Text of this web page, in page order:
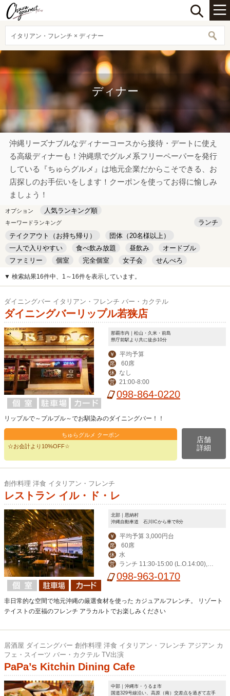
イタリアン・フレンチ × ディナー
ディナー
沖縄リーズナブルなディナーコースから接待・デートに使え
る高級ディナーも！沖縄県でグルメ系フリーペーパーを発行
している『ちゅらグルメ』は地元企業だからこそできる、お
店探しのお手伝いをします！クーポンを使ってお得に愉しみ
ましょう！
オプション 人気ランキング順
キーワードランキング
ランチ
テイクアウト（お持ち帰り）
団体（20名様以上）
一人で入りやすい
食べ飲み放題 昼飲み
オードブル
ファミリー
個室 完全個室 女子会
せんべろ
キッズルーム
安い デート
▼ 検索結果16件中、1～16件を表示しています。
ダイニングバー イタリアン・フレンチ バー・カクテル
ダイニングバーリップル若狭店
那覇市内｜松山・久米・前島
県庁前駅より共に徒歩10分
￥ 平均予算
席 60席
休 なし
営 21:00-8:00
098-864-0220
リップルで～プルプル～でお馴染みのダイニングバー！！
ちゅらグルメ クーポン
☆お会計より10%OFF☆
店舗
詳細
創作料理 洋食 イタリアン・フレンチ
レストラン イル・ド・レ
北部｜恩納村
沖縄自動車道 石川ICから車で8分
￥ 平均予算 3,000円台
席 60席
休 水
営
ランチ 11:30-15:00 (L.O.14:00),デ
ィナー 17:30-23:00 (L.O.21:00)
098-963-0170
非日常的な空間で地元沖縄の厳選食材を使った カジュアルフレンチ。 リゾート
テイストの至福のフレンチ アラカルトでお楽しみください
居酒屋 ダイニングバー 創作料理 洋食 イタリアン・フレンチ アジアン カ
フェ・スイーツ バー・カクテル TV出演
PaPa’s Kitchin Dining Cafe
中部｜沖縄市・うるま市
国道329号線沿い、高原（南）交差点を過ぎて左手